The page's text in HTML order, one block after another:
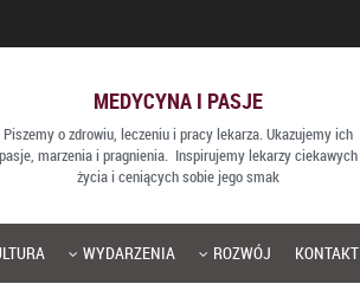
MEDYCYNA I PASJE
Piszemy o zdrowiu, leczeniu i pracy lekarza. Ukazujemy ich
pasje, marzenia i pragnienia. Inspirujemy lekarzy ciekawych
życia i ceniących sobie jego smak
WYDARZENIA ROZWÓJ KONTAKT